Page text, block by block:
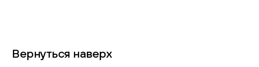
Вернуться наверх